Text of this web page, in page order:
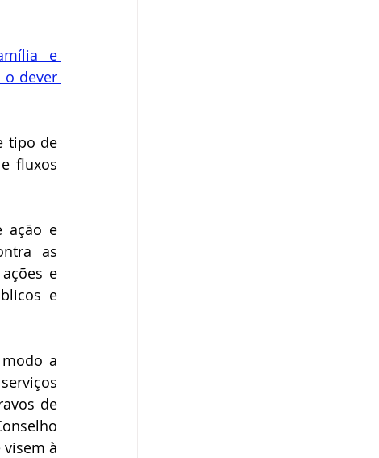
e
o dever
tipo de
fluxos
ação e
as
e
e
a
de
visem à